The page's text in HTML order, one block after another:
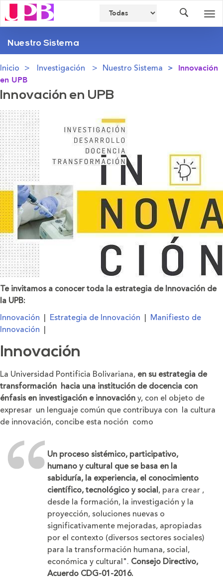
Nuestro Sistema
Inicio Investigación Nuestro Sistema
Innovación
en UPB
Innovación en UPB
Te invitamos a conocer toda la estrategia de Innovación de
la UPB:
Innovación | Estrategia de Innovación | Manifiesto de
Innovación |
Innovación
La Universidad Pontificia Bolivariana, en su estrategia de
transformación hacia una institución de docencia con
énfasis en investigación e innovacióny, con el objeto de
expresar un lenguaje común que contribuya con la cultura
de innovación, concibe esta noción como
Un proceso sistémico, participativo,
humano y cultural que se basa en la
sabiduría, la experiencia, el conocimiento
científico, tecnológico y social, para crear ,
desde la formación, la investigación y la
proyección, soluciones nuevas o
significativamente mejoradas, apropiadas
por el contexto (diversos sectores sociales)
para la transformación humana, social,
económica y cultural". Consejo Directivo,
Acuerdo CDG-01-2016.